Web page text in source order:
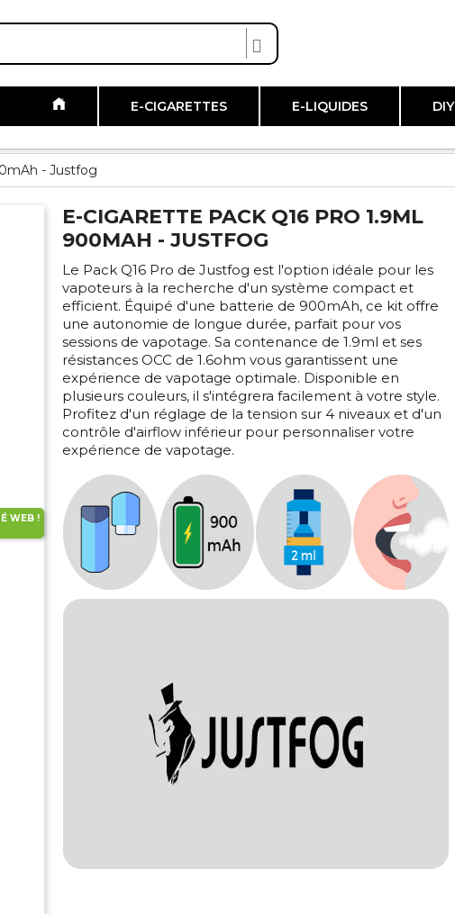
E-CIGARETTES E-LIQUIDES DIY
- Justfog
WEB !
E-CIGARETTE PACK Q16 PRO 1.9ML
900MAH - JUSTFOG
Le Pack Q16 Pro de Justfog est l'option idéale pour les
vapoteurs à la recherche d'un système compact et
efficient. Équipé d'une batterie de 900mAh, ce kit offre
une autonomie de longue durée, parfait pour vos
sessions de vapotage. Sa contenance de 1.9ml et ses
résistances OCC de 1.6ohm vous garantissent une
expérience de vapotage optimale. Disponible en
plusieurs couleurs, il s'intégrera facilement à votre style.
Profitez d'un réglage de la tension sur 4 niveaux et d'un
contrôle d'airflow inférieur pour personnaliser votre
expérience de vapotage.